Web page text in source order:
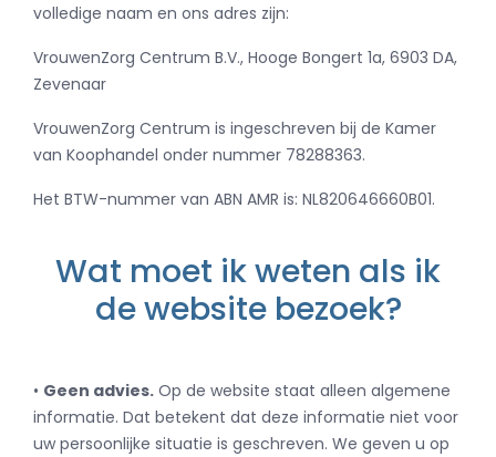
volledige naam en ons adres zijn:
VrouwenZorg Centrum B.V., Hooge Bongert 1a, 6903 DA,
Zevenaar
VrouwenZorg Centrum is ingeschreven bij de Kamer
van Koophandel onder nummer 78288363.
Het BTW-nummer van ABN AMR is: NL820646660B01.
Wat moet ik weten als ik
de website bezoek?
• Geen advies. Op de website staat alleen algemene
informatie. Dat betekent dat deze informatie niet voor
uw persoonlijke situatie is geschreven. We geven u op